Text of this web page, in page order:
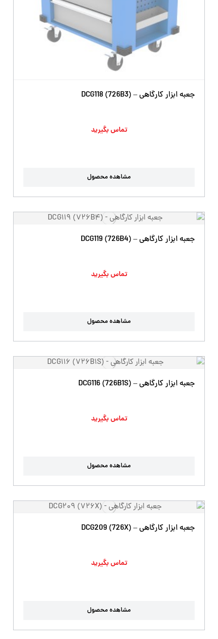
جعبه ابزار کارگاهی – DCG118 (726B3)
تماس بگیرید
مشاهده محصول
جعبه ابزار کارگاهی – DCG119 (726B4)
تماس بگیرید
مشاهده محصول
جعبه ابزار کارگاهی – DCG116 (726B1S)
تماس بگیرید
مشاهده محصول
جعبه ابزار کارگاهی – DCG209 (726X)
تماس بگیرید
مشاهده محصول